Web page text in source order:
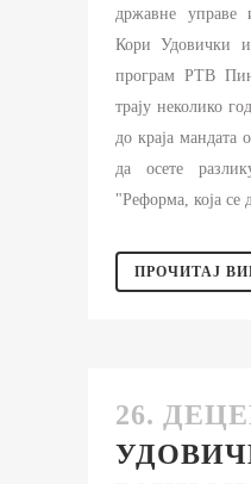
државне управе
Кори Удовички
програм РТВ
трају неколико
до краја мандата
да осете
"Реформа, која се
ПРОЧИТАЈ
26.